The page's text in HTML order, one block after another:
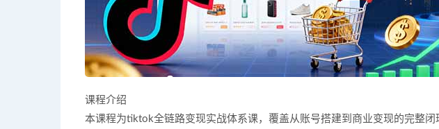
课程介绍
本课程为tiktok全链路变现实战体系课，覆盖从账号搭建到商业变现的完整